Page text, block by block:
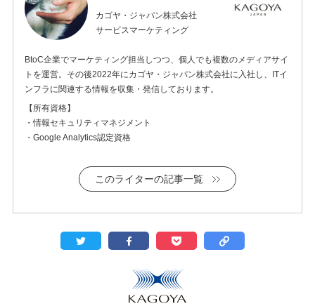
カゴヤ・ジャパン株式会社
サービスマーケティング
BtoC企業でマーケティング担当しつつ、個人でも複数のメディアサイ
トを運営。その後2022年にカゴヤ・ジャパン株式会社に入社し、ITイ
ンフラに関連する情報を収集・発信しております。
【所有資格】
・情報セキュリティマネジメント
・Google Analytics認定資格
このライターの記事一覧